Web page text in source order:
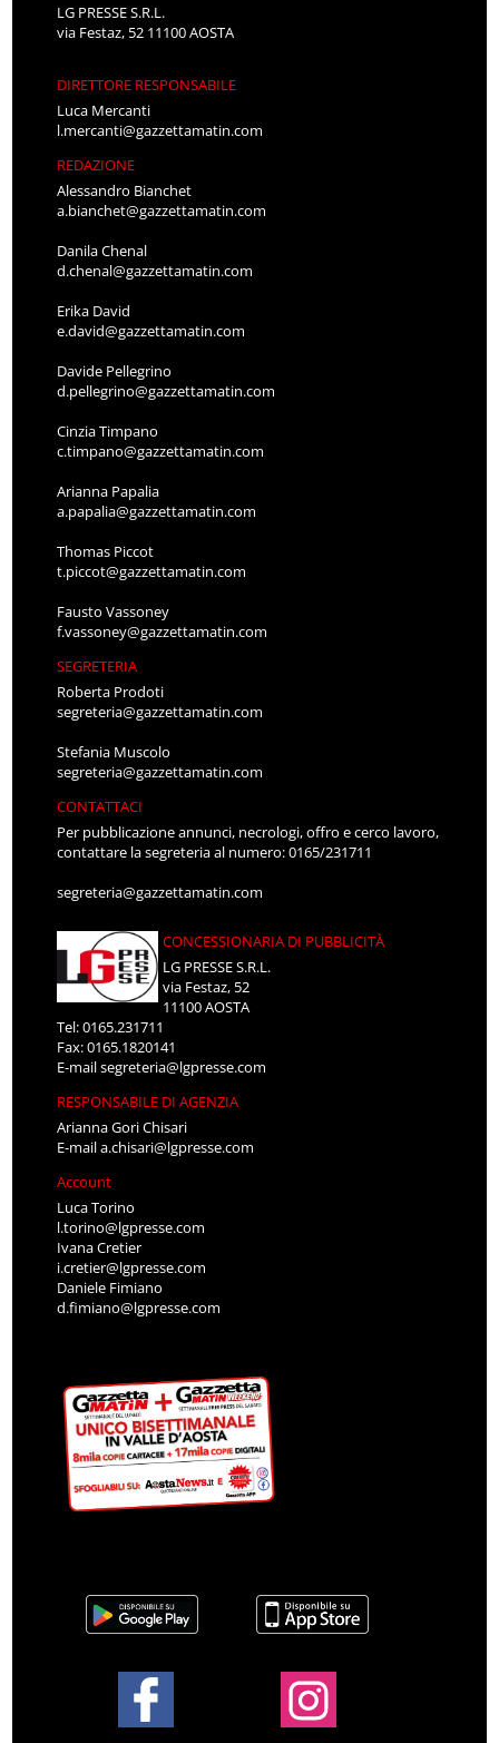
LG PRESSE S.R.L.
via Festaz, 52 11100 AOSTA
DIRETTORE RESPONSABILE
Luca Mercanti
l.mercanti@gazzettamatin.com
REDAZIONE
Alessandro Bianchet
a.bianchet@gazzettamatin.com
Danila Chenal
d.chenal@gazzettamatin.com
Erika David
e.david@gazzettamatin.com
Davide Pellegrino
d.pellegrino@gazzettamatin.com
Cinzia Timpano
c.timpano@gazzettamatin.com
Arianna Papalia
a.papalia@gazzettamatin.com
Thomas Piccot
t.piccot@gazzettamatin.com
Fausto Vassoney
f.vassoney@gazzettamatin.com
SEGRETERIA
Roberta Prodoti
segreteria@gazzettamatin.com
Stefania Muscolo
segreteria@gazzettamatin.com
CONTATTACI
Per pubblicazione annunci, necrologi, offro e cerco lavoro,
contattare la segreteria al numero: 0165/231711
segreteria@gazzettamatin.com
CONCESSIONARIA DI PUBBLICITÀ
LG PRESSE S.R.L.
via Festaz, 52
11100 AOSTA
Tel: 0165.231711
Fax: 0165.1820141
E-mailsegreteria@lgpresse.com
RESPONSABILE DI AGENZIA
Arianna Gori Chisari
E-maila.chisari@lgpresse.com
Account
Luca Torino
l.torino@lgpresse.com
Ivana Cretier
i.cretier@lgpresse.com
Daniele Fimiano
d.fimiano@lgpresse.com